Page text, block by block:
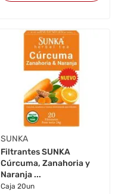
SUNKA
Filtrantes SUNKA
Cúrcuma, Zanahoria y
Naranja ...
Caja 20un